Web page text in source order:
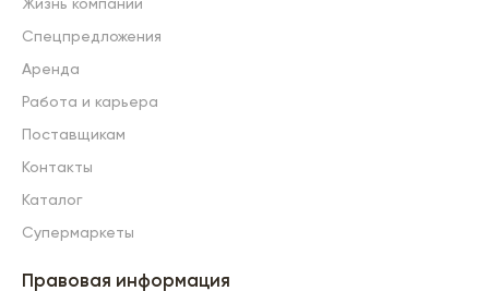
Жизнь компании
Спецпредложения
Аренда
Работа и карьера
Поставщикам
Контакты
Каталог
Супермаркеты
Правовая информация